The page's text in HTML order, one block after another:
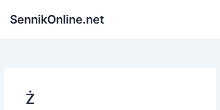
SennikOnline.net
Ż